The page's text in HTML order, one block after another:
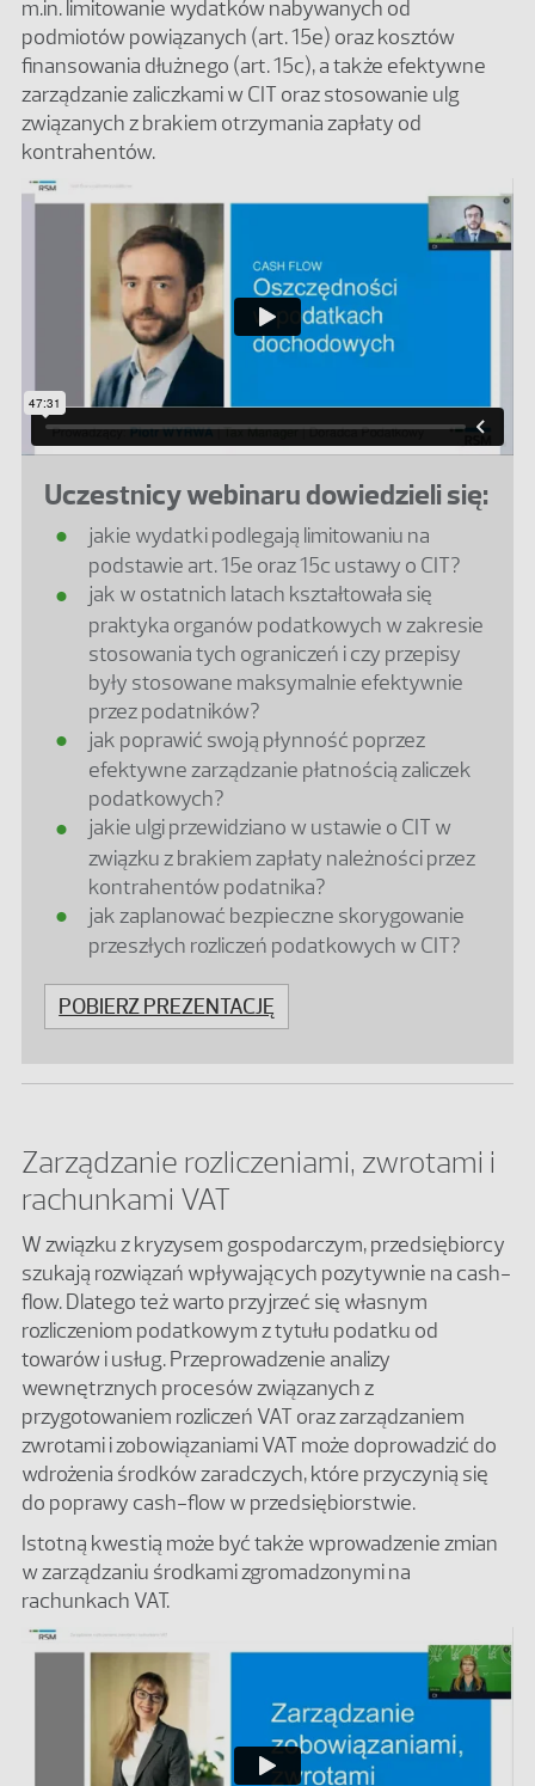
m.in. limitowanie wydatków nabywanych od
podmiotów powiązanych (art. 15e) oraz kosztów
finansowania dłużnego (art. 15c), a także efektywne
zarządzanie zaliczkami w CIT oraz stosowanie ulg
związanych z brakiem otrzymania zapłaty od
kontrahentów.
Uczestnicy webinaru dowiedzieli się:
jakie wydatki podlegają limitowaniu na
podstawie art. 15e oraz 15c ustawy o CIT?
jak w ostatnich latach kształtowała się
praktyka organów podatkowych w zakresie
stosowania tych ograniczeń i czy przepisy
były stosowane maksymalnie efektywnie
przez podatników?
jak poprawić swoją płynność poprzez
efektywne zarządzanie płatnością zaliczek
podatkowych?
jakie ulgi przewidziano w ustawie o CIT w
związku z brakiem zapłaty należności przez
kontrahentów podatnika?
jak zaplanować bezpieczne skorygowanie
przeszłych rozliczeń podatkowych w CIT?
POBIERZ PREZENTACJĘ
Zarządzanie rozliczeniami, zwrotami i
rachunkami VAT
W związku z kryzysem gospodarczym, przedsiębiorcy
szukają rozwiązań wpływających pozytywnie na cash-
flow. Dlatego też warto przyjrzeć się własnym
rozliczeniom podatkowym z tytułu podatku od
towarów i usług. Przeprowadzenie analizy
wewnętrznych procesów związanych z
przygotowaniem rozliczeń VAT oraz zarządzaniem
zwrotami i zobowiązaniami VAT może doprowadzić do
wdrożenia środków zaradczych, które przyczynią się
do poprawy cash-flow w przedsiębiorstwie.
Istotną kwestią może być także wprowadzenie zmian
w zarządzaniu środkami zgromadzonymi na
rachunkach VAT.